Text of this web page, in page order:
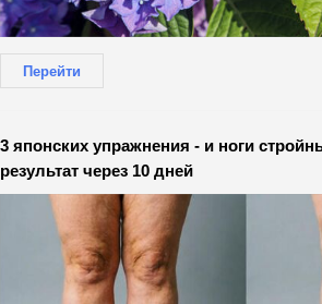
Перейти
3 японских упражнения - и ноги
результат через 10 дней